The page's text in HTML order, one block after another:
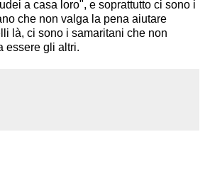
a casa loro", e soprattutto ci sono i
che non valga la pena aiutare
là, ci sono i samaritani che non
essere gli altri.